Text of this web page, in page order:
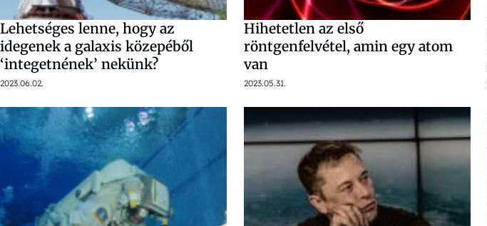
Lehetséges lenne, hogy az
idegenek a galaxis közepéből
‘integetnének’ nekünk?
2023.06.02.
Hihetetlen az első
röntgenfelvétel, amin egy atom
van
2023.05.31.